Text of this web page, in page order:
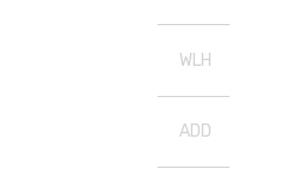
WLH
ADD